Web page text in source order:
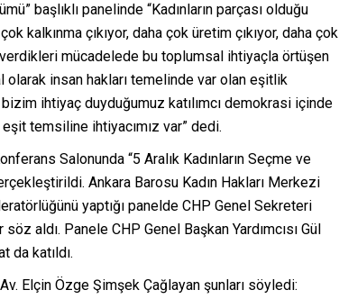
başlıklı panelinde “Kadınların parçası olduğu
kalkınma çıkıyor, daha çok üretim çıkıyor, daha çok
verdikleri mücadelede bu toplumsal ihtiyaçla örtüşen
olarak insan hakları temelinde var olan eşitlik
ihtiyaç duyduğumuz katılımcı demokrasi içinde
temsiline ihtiyacımız var” dedi.
Salonunda “5 Aralık Kadınların Seçme ve
Ankara Barosu Kadın Hakları Merkezi
yaptığı panelde CHP Genel Sekreteri
aldı. Panele CHP Genel Başkan Yardımcısı Gül
da katıldı.
Elçin Özge Şimşek Çağlayan şunları söyledi: